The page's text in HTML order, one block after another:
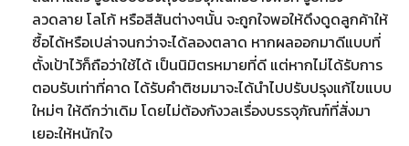
ลวดลาย โลโก้ หรือสีสันต่างๆนั้น จะถูกใจพอให้ดึงดูดลูกค้าให้
ซื้อได้หรือเปล่าจนกว่าจะได้ลองตลาด หากผลออกมาดีแบบที่
ตั้งเป้าไว้ก็ถือว่าใช้ได้ เป็นนิมิตรหมายที่ดี แต่หากไม่ได้รับการ
ตอบรับเท่าที่คาด ได้รับคำติชมมาจะได้นำไปปรับปรุงแก้ไขแบบ
ใหม่ๆ ให้ดีกว่าเดิม โดยไม่ต้องกังวลเรื่องบรรจุภัณฑ์ที่สั่งมา
เยอะให้หนักใจ